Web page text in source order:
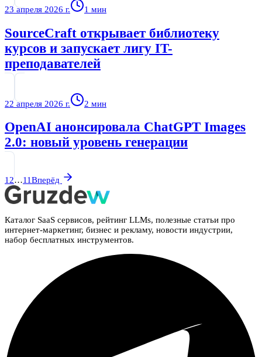
23 апреля 2026 г. 1 мин
SourceCraft открывает библиотеку
курсов и запускает лигу IT-
преподавателей
22 апреля 2026 г. 2 мин
OpenAI анонсировала ChatGPT Images
2.0: новый уровень генерации
12…11Вперёд
Каталог SaaS сервисов, рейтинг LLMs, полезные статьи про
интернет-маркетинг, бизнес и рекламу, новости индустрии,
набор бесплатных инструментов.